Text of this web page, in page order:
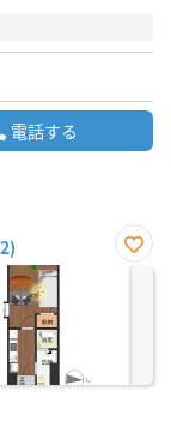
電話する
お気